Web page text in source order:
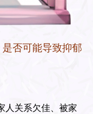
否可能导致抑郁
人关系欠佳、被家